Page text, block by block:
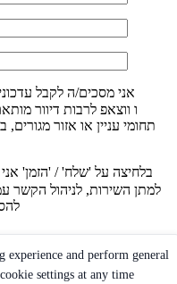
אני מסכים/ה לקבל
תחומי עניין או אזור
בלחיצה על 'שלח' / 'הזמן'
למתן השירות, לניהול הקשר
experience and perform general
settings at any time